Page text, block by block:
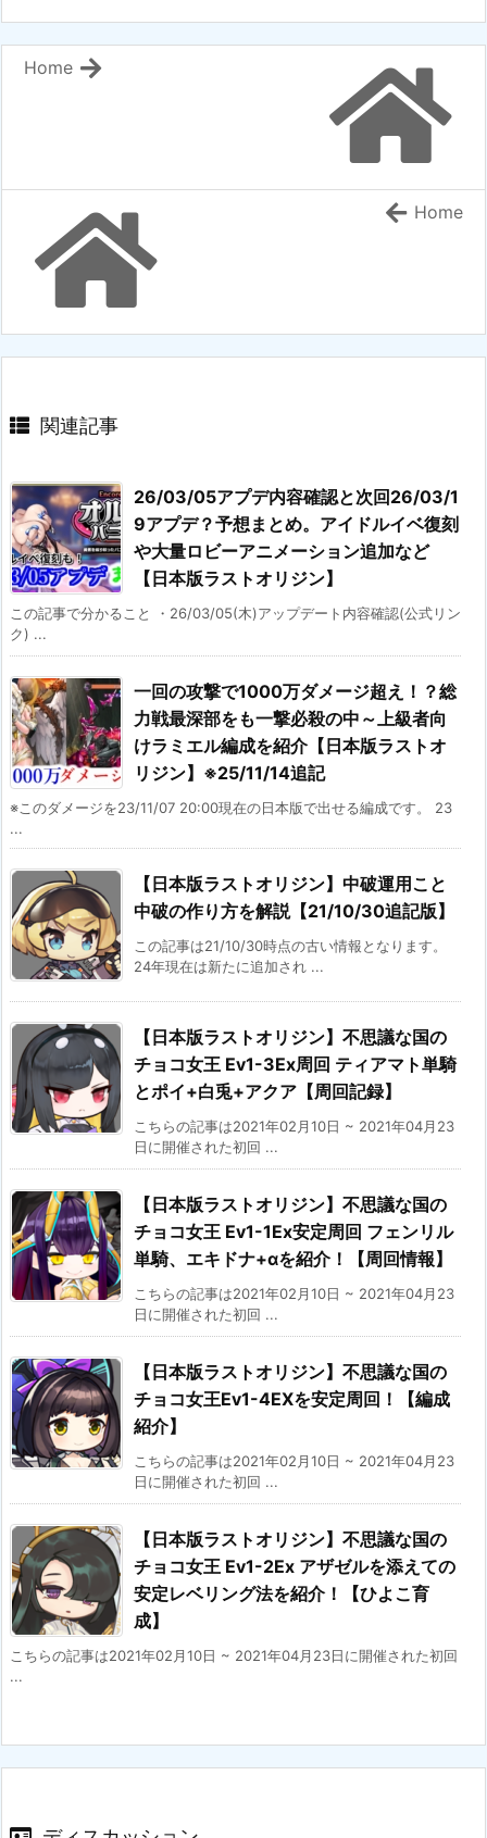
Home
Home
関連記事
26/03/05アプデ内容確認と次回26/03/1
9アプデ？予想まとめ。アイドルイベ復刻
や大量ロビーアニメーション追加など
【日本版ラストオリジン】
この記事で分かること ・26/03/05(木)アップデート内容確認(公式リン
ク) ...
一回の攻撃で1000万ダメージ超え！？総
力戦最深部をも一撃必殺の中～上級者向
けラミエル編成を紹介【日本版ラストオ
リジン】※25/11/14追記
※このダメージを23/11/07 20:00現在の日本版で出せる編成です。 23
...
【日本版ラストオリジン】中破運用こと
中破の作り方を解説【21/10/30追記版】
この記事は21/10/30時点の古い情報となります。
24年現在は新たに追加され ...
【日本版ラストオリジン】不思議な国の
チョコ女王 Ev1-3Ex周回 ティアマト単騎
とポイ+白兎+アクア【周回記録】
こちらの記事は2021年02月10日 ~ 2021年04月23
日に開催された初回 ...
【日本版ラストオリジン】不思議な国の
チョコ女王 Ev1-1Ex安定周回 フェンリル
単騎、エキドナ+αを紹介！【周回情報】
こちらの記事は2021年02月10日 ~ 2021年04月23
日に開催された初回 ...
【日本版ラストオリジン】不思議な国の
チョコ女王Ev1-4EXを安定周回！【編成
紹介】
こちらの記事は2021年02月10日 ~ 2021年04月23
日に開催された初回 ...
【日本版ラストオリジン】不思議な国の
チョコ女王 Ev1-2Ex アザゼルを添えての
安定レベリング法を紹介！【ひよこ育
成】
こちらの記事は2021年02月10日 ~ 2021年04月23日に開催された初回
...